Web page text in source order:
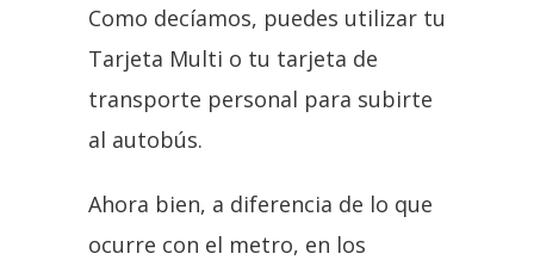
Como decíamos, puedes utilizar tu
Tarjeta Multi o tu tarjeta de
transporte personal para subirte
al autobús.
Ahora bien, a diferencia de lo que
ocurre con el metro, en los